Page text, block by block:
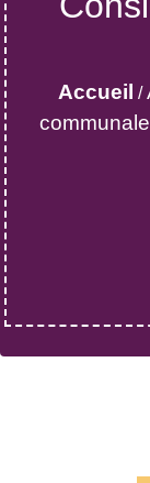
Accueil /
communale